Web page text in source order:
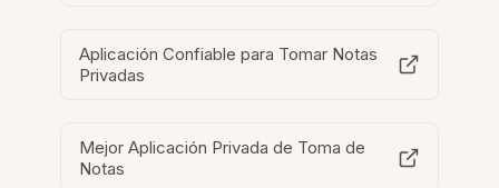
Aplicación Confiable para Tomar Notas
Privadas
Mejor Aplicación Privada de Toma de
Notas